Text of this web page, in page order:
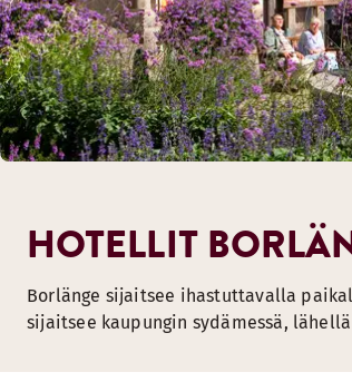
HOTELLIT
Borlänge sijaitsee ihastuttavalla
sijaitsee kaupungin sydämessä,